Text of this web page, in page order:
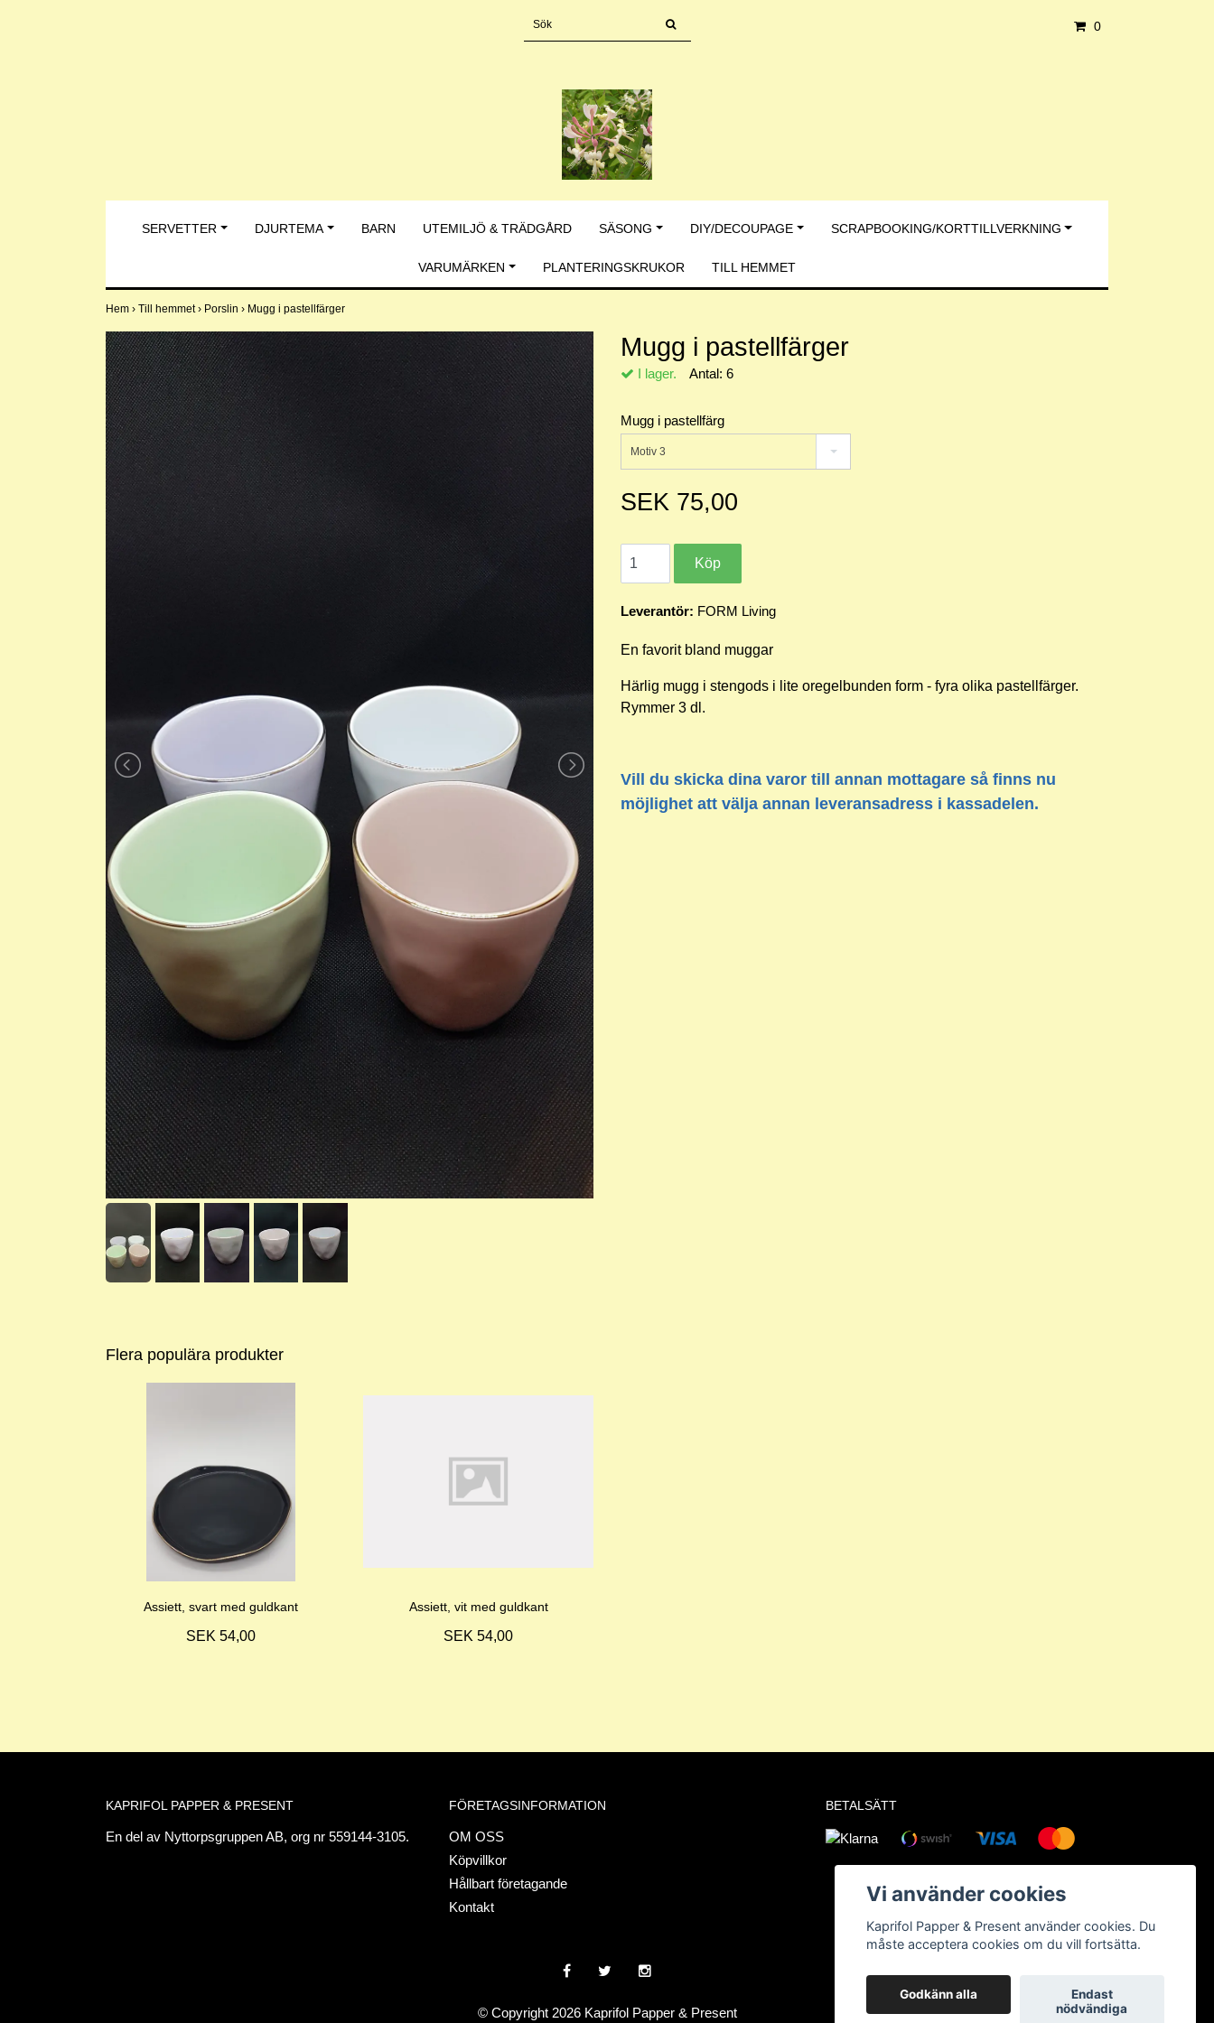
0
SERVETTER DJURTEMA BARN UTEMILJÖ & TRÄDGÅRD SÄSONG DIY/DECOUPAGE SCRAPBOOKING/KORTTILLVERKNING
VARUMÄRKEN PLANTERINGSKRUKOR TILL HEMMET
Hem › Till hemmet› Porslin › Mugg i pastellfärger
Mugg i pastellfärger
I lager. Antal: 6
Mugg i pastellfärg
Motiv 3
SEK 75,00
Leverantör: FORM Living
En favorit bland muggar
Härlig mugg i stengods i lite oregelbunden form - fyra olika pastellfärger.
Rymmer 3 dl.
Vill du skicka dina varor till annan mottagare så finns nu
möjlighet att välja annan leveransadress i kassadelen.
Flera populära produkter
Assiett, svart med guldkant
SEK 54,00
Assiett, vit med guldkant
SEK 54,00
KAPRIFOL PAPPER & PRESENT
En del av Nyttorpsgruppen AB, org nr 559144-3105.
FÖRETAGSINFORMATION
OM OSS
Köpvillkor
Hållbart företagande
Kontakt
BETALSÄTT
© Copyright 2026 Kaprifol Papper & Present
Vi använder cookies
Kaprifol Papper & Present använder cookies. Du
måste acceptera cookies om du vill fortsätta.
Godkänn alla
Endast
nödvändiga